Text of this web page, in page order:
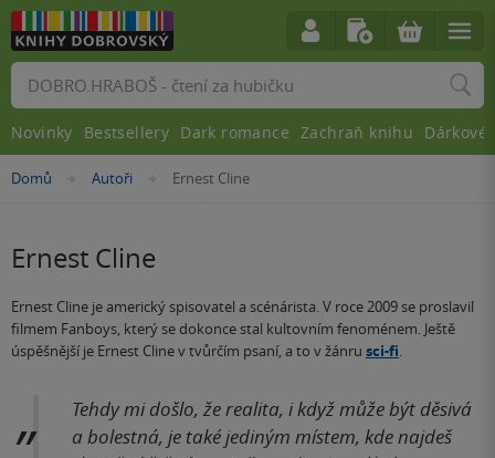
Nacházíte
Domů »Autoři »
Ernest Cline
Ernest Cline
Ernest Cline je americký spisovatel a scénárista. V roce 2009 se proslavil
filmem Fanboys, který se dokonce stal kultovním fenoménem. Ještě
úspěšnější je Ernest Cline v tvůrčím psaní, a to v žánru sci-fi.
Tehdy mi došlo, že realita, i když může být děsivá
a bolestná, je také jediným místem, kde najdeš
Vyhledávání
Novinky Bestsellery Dark romance Zachraň knihu Dárkové